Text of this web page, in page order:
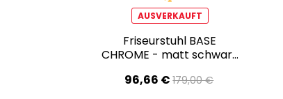
AUSVERKAUFT
Friseurstuhl BASE
CHROME - matt schwarz
96,66 € 179,00 €